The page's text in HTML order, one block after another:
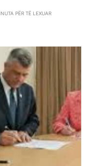
PËR TË LEXUAR